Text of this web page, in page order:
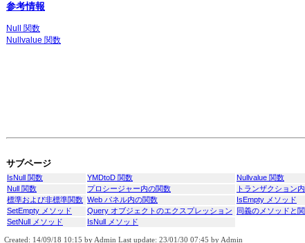
参考情報
Null 関数
Nullvalue 関数
サブページ
IsNull 関数 YMDtoD 関数
Nullvalue 関数
Null 関数
プロシージャー内の関数
トランザクション
標準および非標準関数 Web パネル内の関数
IsEmpty メソッド
SetEmpty メソッド
Query オブジェクトのエクスプレッション
同義のメソッドと
SetNull メソッド
IsNull メソッド
Created: 14/09/18 10:15 by Admin Last update: 23/01/30 07:45 by Admin